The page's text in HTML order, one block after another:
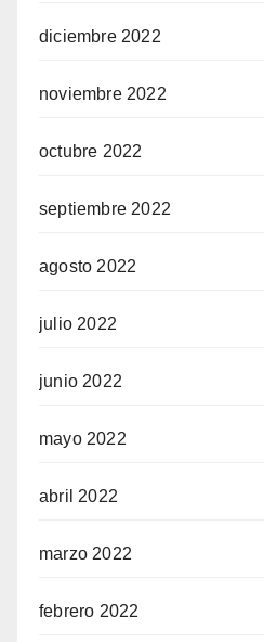
diciembre 2022
noviembre 2022
octubre 2022
septiembre 2022
agosto 2022
julio 2022
junio 2022
mayo 2022
abril 2022
marzo 2022
febrero 2022